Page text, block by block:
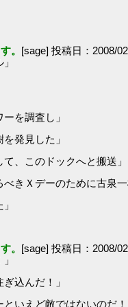
。 [sage] 投稿日：2008/
を調査し」
発見した」
、このドックへと搬送」
きＸデーのために古泉一
。 [sage] 投稿日：2008/
込んだ！」
いえど敵ではないのだ！